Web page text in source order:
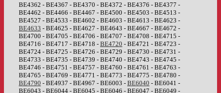
BE4362 - BE4367 - BE4370 - BE4372 - BE4376 - BE4377 -
BE4462 - BE4466 - BE4467 - BE4500 - BE4503 - BE4513 -
BE4527 - BE4533 - BE4602 - BE4603 - BE4613 - BE4623 -
BE4633 - BE4625 - BE4627 - BE4643 - BE4667 - BE4672 -
BE4700 - BE4705 - BE4706 - BE4707 - BE4708 - BE4715 -
BE4716 - BE4717 - BE4718 - BE4720 - BE4721 - BE4723 -
BE4724 - BE4725 - BE4726 - BE4729 - BE4730 - BE4731 -
BE4733 - BE4735 - BE4739 - BE4740 - BE4743 - BE4745 -
BE4746 - BE4751 - BE4757 - BE4760 - BE4761 - BE4763 -
BE4765 - BE4769 - BE4771 - BE4773 - BE4775 - BE4780 -
BE4790 - BE4937 - BE4967 - BE6003 - BE6040 - BE6041 -
BE6043 - BE6044 - BE6045 - BE6046 - BE6047 - BE6049 -